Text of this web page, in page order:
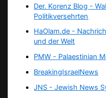
Der. Korenz Blog -
Politikversehrten
HaOlam.de -
und der Welt
PMW - Palaestinian
BreakingIsraelNews
JNS - Jewish News